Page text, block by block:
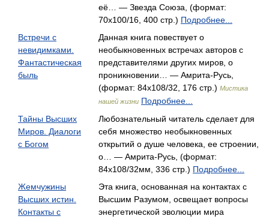
её… — Звезда Союза, (формат:
70x100/16, 400 стр.) Подробнее...
Встречи с
невидимками.
Фантастическая
быль
Данная книга повествует о
необыкновенных встречах авторов с
представителями других миров, о
проникновении… — Амрита-Русь,
(формат: 84x108/32, 176 стр.) Мистика
нашей жизни Подробнее...
Тайны Высших
Миров. Диалоги
с Богом
Любознательный читатель сделает для
себя множество необыкновенных
открытий о душе человека, ее строении,
о… — Амрита-Русь, (формат:
84x108/32мм, 336 стр.) Подробнее...
Жемчужины
Высших истин.
Контакты с
Эта книга, основанная на контактах с
Высшим Разумом, освещает вопросы
энергетической эволюции мира